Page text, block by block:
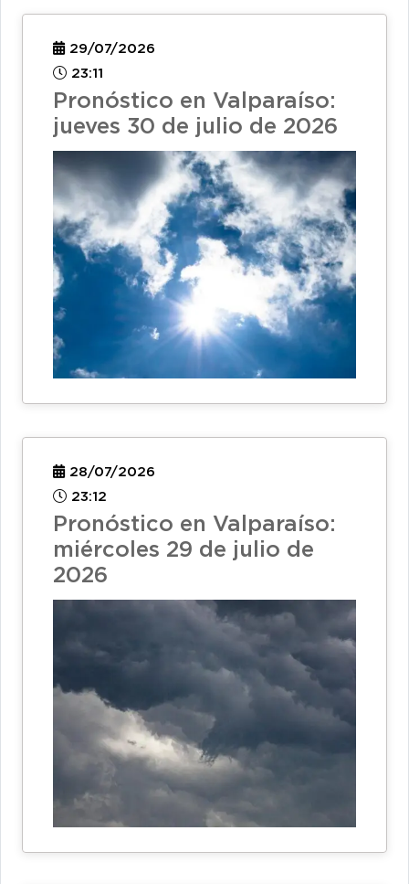
29/07/2026
23:11
Pronóstico en Valparaíso:
jueves 30 de julio de 2026
28/07/2026
23:12
Pronóstico en Valparaíso:
miércoles 29 de julio de
2026